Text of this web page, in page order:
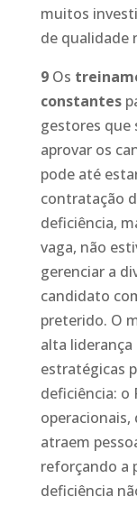
muitos
de qualidade
9Os
constantes
gestores que
aprovar os
pode até
contratação
deficiência,
vaga, não
gerenciar a
candidato
preterido. O
alta liderança
estratégicas
deficiência: o
operacionais,
atraem
reforçando a
deficiência